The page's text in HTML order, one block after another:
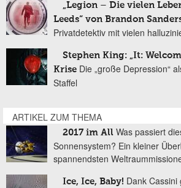
„Legion – Die vielen
Leeds“ von Brandon
Privatdetektiv mit vielen
Stephen King: „It:
Krise Die „große Depression“
Staffel
ARTIKEL ZUM THEMA
2017 im All Was passiert
Sonnensystem? Ein kleiner
spannendsten
Ice, Ice, Baby! Dank